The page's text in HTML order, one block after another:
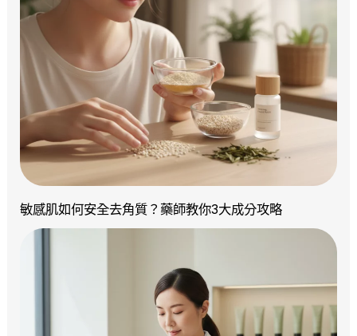
敏感肌如何安全去角質？藥師教你3大成分攻略